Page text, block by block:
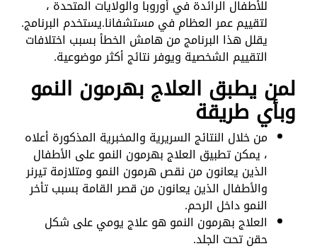
للأطفال الرائدة في أوروبا والولايات المتحدة ،
لتقييم عمر العظام في مستشفانا.يستخدم البرنامج.
يقلل هذا البرنامج من هامش الخطأ بسبب اختلافات
التقييم الشخصية ويوفر نتائج أكثر موضوعية.
لمن يطبق العلاج بهرمون النمو
وبأي طريقة
من خلال النتائج السريرية والمخبرية المذكورة أعلاه
، يمكن تطبيق العلاج بهرمون النمو على الأطفال
الذين يعانون من نقص هرمون النمو ومتلازمة تيرنر
والأطفال الذين يعانون من قصر القامة بسبب تأخر
النمو داخل الرحم.
العلاج بهرمون النمو هو علاج يومي على شكل
حقن تحت الجلد.